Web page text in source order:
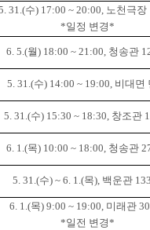
31.(수) 17:00 ~ 20:00, 노천극장
*일정 변경*
6. 5.(월) 18:00 ~ 21:00, 청송관
5. 31.(수) 14:00 ~ 19:00, 비대면
5. 31.(수) 15:30 ~ 18:30, 창조관
6. 1.(목) 10:00 ~ 18:00, 청송관
5. 31.(수) ~ 6. 1.(목), 백운관
6. 1.(목) 9:00 ~ 19:00, 미래관
*일전 변경*